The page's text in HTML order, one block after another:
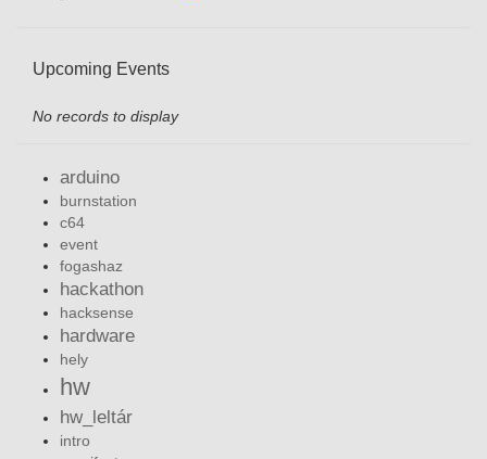
Upcoming Events
No records to display
arduino
burnstation
c64
event
fogashaz
hackathon
hacksense
hardware
hely
hw
hw_leltár
intro